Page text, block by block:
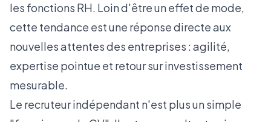
les fonctions RH. Loin d'être un effet de mode,
cette tendance est une réponse directe aux
nouvelles attentes des entreprises : agilité,
expertise pointue et retour sur investissement
mesurable.
Le recruteur indépendant n'est plus un simple